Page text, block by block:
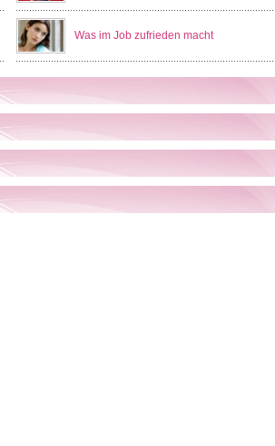
Was im Job zufrieden macht